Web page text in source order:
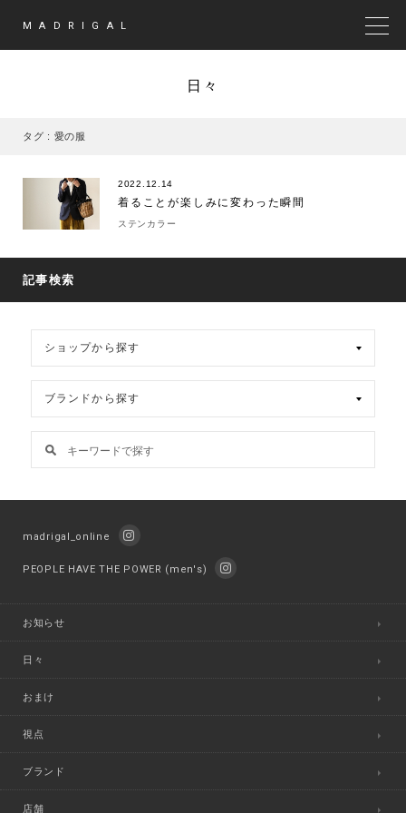
MADRIGAL
日々
タグ : 愛の服
2022.12.14
着ることが楽しみに変わった瞬間
ステンカラー
記事検索
madrigal_online
PEOPLE HAVE THE POWER (men's)
お知らせ
日々
おまけ
視点
ブランド
店舗